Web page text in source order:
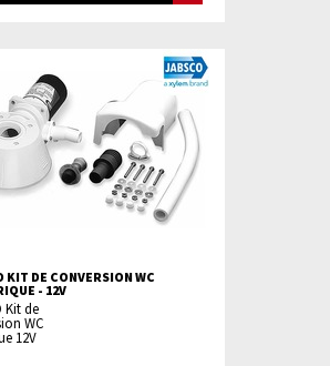
KIT DE CONVERSION WC
- 12V
Kit de
WC
12V